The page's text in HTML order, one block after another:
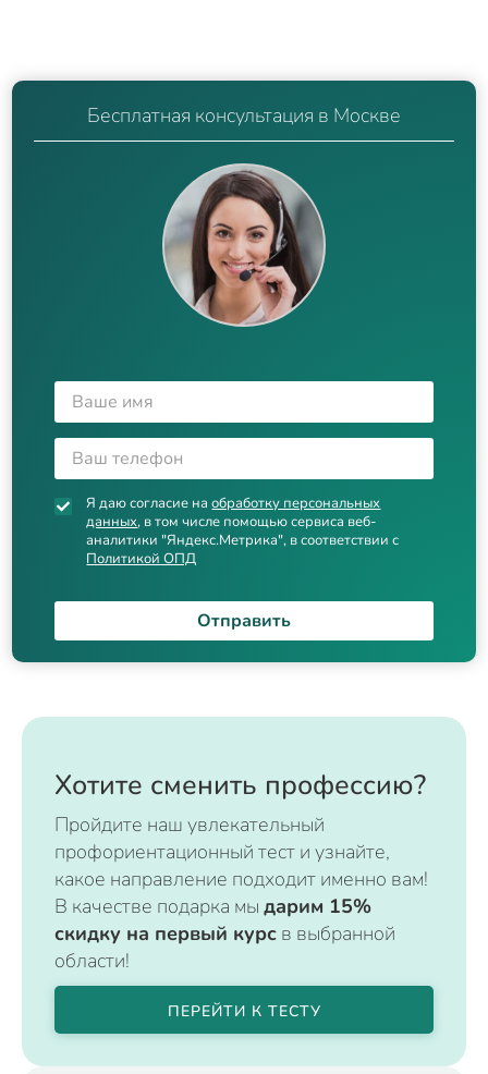
Бесплатная консультация в Москве
Я даю согласие наобработку персональных
данных, в том числе помощью сервиса веб-
аналитики "Яндекс.Метрика", в соответствии с
Политикой ОПД
Отправить
Хотите сменить профессию?
Пройдите наш увлекательный
профориентационный тест и узнайте,
какое направление подходит именно вам!
В качестве подарка мы дарим 15%
скидку на первый курс в выбранной
области!
ПЕРЕЙТИ К ТЕСТУ